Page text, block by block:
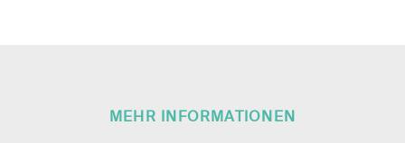
MEHR INFORMATIONEN